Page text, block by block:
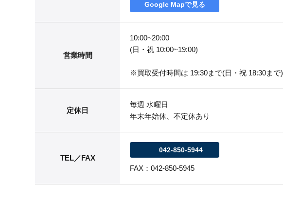
Google Mapで見る
営業時間
10:00~20:00
(日・祝 10:00~19:00)
※買取受付時間は 19:30まで(日・祝 18:30まで)
定休日
毎週 水曜日
年末年始休、不定休あり
TEL／FAX
042-850-5944
FAX：042-850-5945